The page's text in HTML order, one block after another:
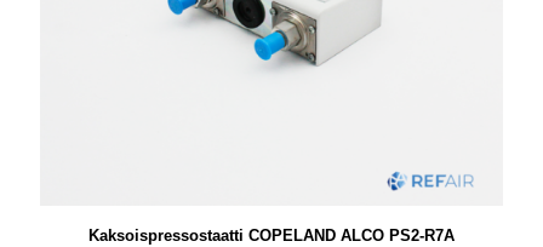
Kaksoispressostaatti COPELAND ALCO PS2-R7A